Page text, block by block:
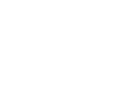
Schating
dans la
éléments du récit